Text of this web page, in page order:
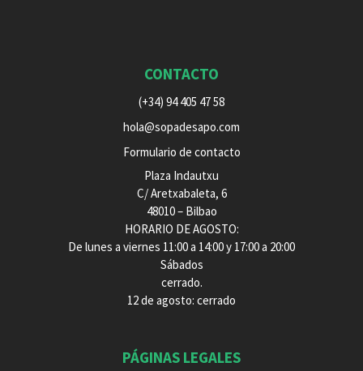
CONTACTO
(+34) 94 405 47 58
hola@sopadesapo.com
Formulario de contacto
Plaza Indautxu
C/ Aretxabaleta, 6
48010 – Bilbao
HORARIO DE AGOSTO:
De lunes a viernes 11:00 a 14:00 y 17:00 a 20:00
Sábados
cerrado.
12 de agosto: cerrado
PÁGINAS LEGALES